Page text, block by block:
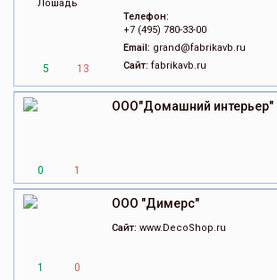
5 13
Телефон:
+7 (495) 780-33-00
Email: grand@fabrikavb.ru
Сайт: fabrikavb.ru
0 1
ООО"Домашний интерьер"
1 0
ООО "Димерс"
Сайт: www.DecoShop.ru